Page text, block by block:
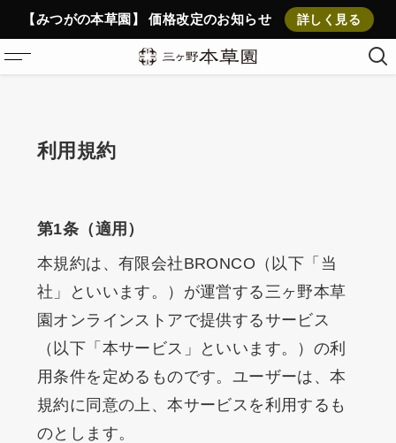
ストーリー
伊勢のくに、三ヶ野
大切にしていること
植物の力
お問い合わせ
【みつがの本草園】 価格改定のお知らせ 詳しく見る
利用規約
第1条（適用）
本規約は、有限会社BRONCO（以下「当
社」といいます。）が運営する三ヶ野本草
園オンラインストアで提供するサービス
（以下「本サービス」といいます。）の利
用条件を定めるものです。ユーザーは、本
規約に同意の上、本サービスを利用するも
のとします。